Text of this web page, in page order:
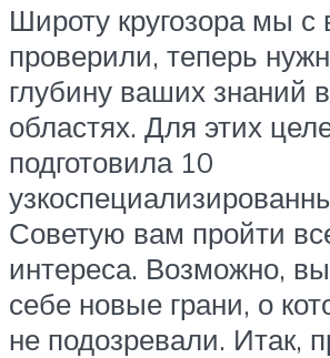
Широту кругозора мы с
проверили, теперь
глубину ваших знаний
областях. Для этих
подготовила 10
Советую вам пройти
интереса. Возможно, вы
себе новые грани, о
не подозревали. Итак,